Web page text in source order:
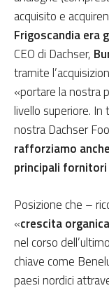
acquisito e
Frigoscandia era
CEO di Dachser,
tramite
«portare la nostra
livello superiore.
nostra Dachser
rafforziamo
principali
Posizione che –
«crescita
nel corso
chiave come
paesi nordici